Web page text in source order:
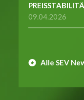
09.04.2026
Alle SEV